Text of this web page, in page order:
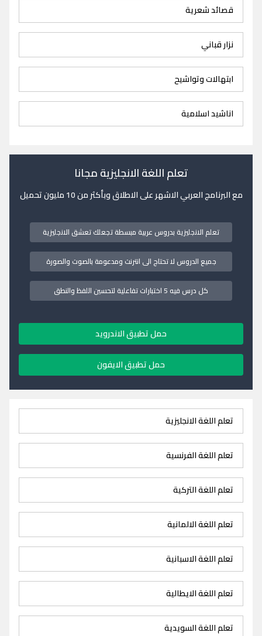
قصائد شعرية
نزار قباني
ابتهالات وتواشيح
اناشيد اسلامية
تعلم اللغة الانجليزية مجانا
مع البرنامج العربي الاشهر على الاطلاق وبأكثر من 10 مليون تحميل
تعلم الانجليزية بدروس عربية مبسطة تجعلك تعشق الانجليزية
جميع الدروس لا تحتاج الى انترنت ومدعومة بالصوت والصورة
كل درس فيه 5 اختبارات تفاعلية لتحسين اللفظ والنطق
حمل تطبيق الاندرويد
حمل تطبيق الايفون
تعلم اللغة الانجليزية
تعلم اللغة الفرنسية
تعلم اللغة التركية
تعلم اللغة الالمانية
تعلم اللغة الاسبانية
تعلم اللغة الايطالية
تعلم اللغة السويدية